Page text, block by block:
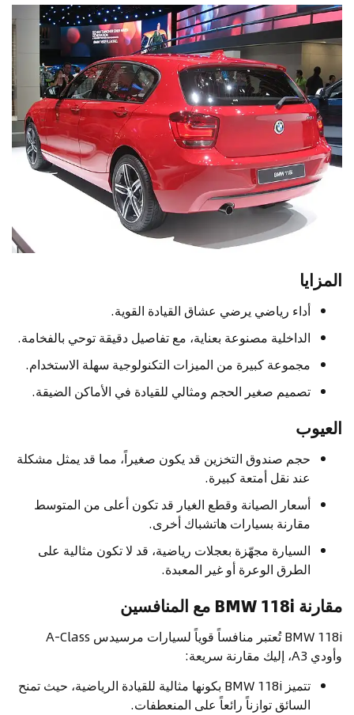
المزايا
أداء رياضي يرضي عشاق القيادة القوية.
الداخلية مصنوعة بعناية، مع تفاصيل دقيقة توحي بالفخامة.
مجموعة كبيرة من الميزات التكنولوجية سهلة الاستخدام.
تصميم صغير الحجم ومثالي للقيادة في الأماكن الضيقة.
العيوب
حجم صندوق التخزين قد يكون صغيراً، مما قد يمثل مشكلة
عند نقل أمتعة كبيرة.
أسعار الصيانة وقطع الغيار قد تكون أعلى من المتوسط
مقارنة بسيارات هاتشباك أخرى.
السيارة مجهّزة بعجلات رياضية، قد لا تكون مثالية على
الطرق الوعرة أو غير المعبدة.
مقارنة BMW 118i مع المنافسين
BMW 118i تُعتبر منافساً قوياً لسيارات مرسيدس A-Class
وأودي A3، إليك مقارنة سريعة:
تتميز BMW 118i بكونها مثالية للقيادة الرياضية، حيث تمنح
السائق توازناً رائعاً على المنعطفات.